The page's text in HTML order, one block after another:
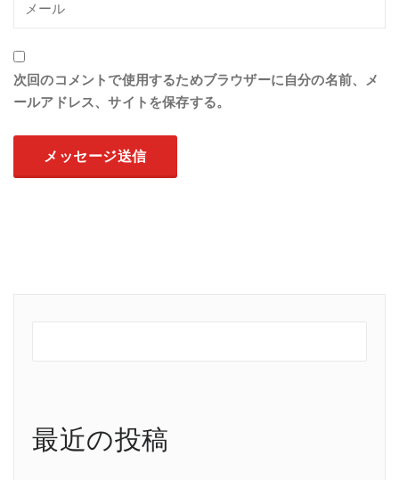
次回のコメントで使用するためブラウザーに自分の名前、メ
ールアドレス、サイトを保存する。
最近の投稿